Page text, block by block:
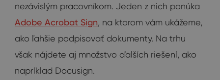
nezávislým pracovníkom. Jeden z nich ponúka
Adobe Acrobat Sign, na ktorom vám ukážeme,
ako ľahšie podpisovať dokumenty. Na trhu
však nájdete aj množstvo ďalších riešení, ako
napríklad Docusign.